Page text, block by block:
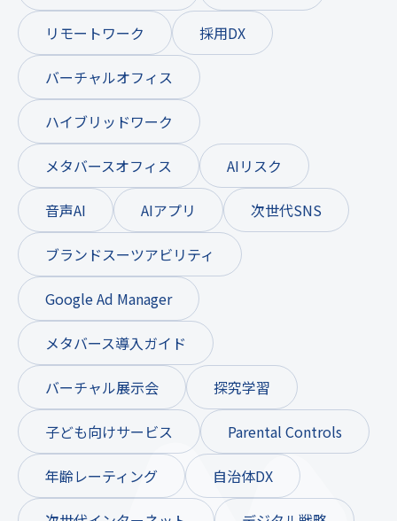
リモートワーク 採用DX
バーチャルオフィス
ハイブリッドワーク
メタバースオフィス AIリスク
音声AI AIアプリ 次世代SNS
ブランドスーツアビリティ
Google Ad Manager
メタバース導入ガイド
バーチャル展示会 探究学習
子ども向けサービス Parental Controls
年齢レーティング 自治体DX